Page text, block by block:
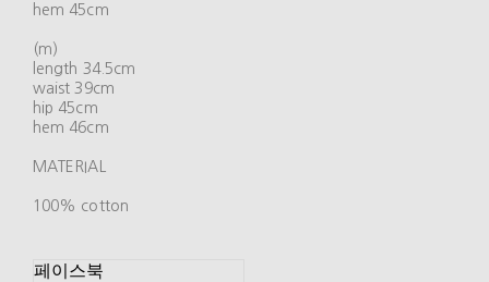
hem 45cm
(m)
length 34.5cm
waist 39cm
hip 45cm
hem 46cm
MATERIAL
100% cotton
페이스북